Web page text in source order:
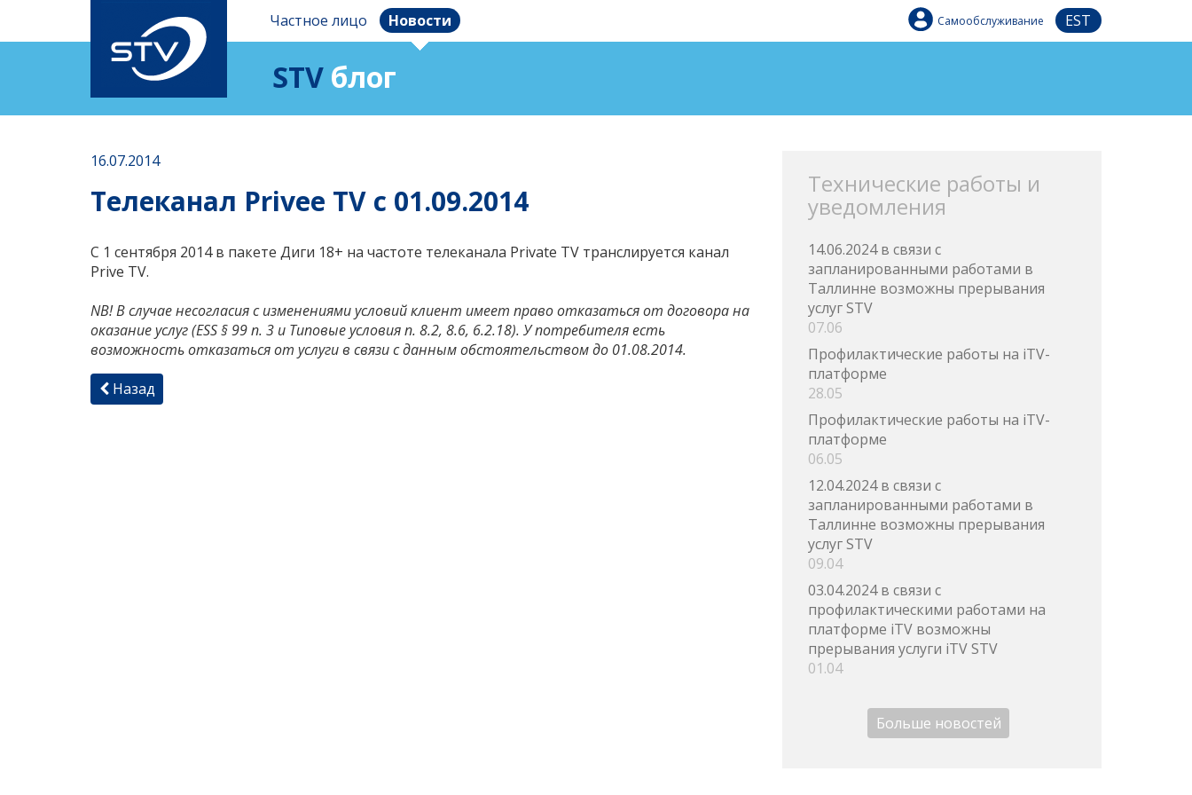
Частное лицо Новости Самообслуживание EST
STV блог
16.07.2014
Телеканал Privee TV с 01.09.2014
C 1 сентября 2014 в пакете Диги 18+ на частоте телеканала Private TV транслируется канал
Prive TV.
NB! В случае несогласия с изменениями условий клиент имеет право отказаться от договора на
оказание услуг (ESS § 99 п. 3 и Типовые условия п. 8.2, 8.6, 6.2.18). У потребителя есть
возможность отказаться от услуги в связи с данным обстоятельством до 01.08.2014.
Назад
Технические работы и
уведомления
14.06.2024 в связи с
запланированными работами в
Таллинне возможны прерывания
услуг STV
07.06
Профилактические работы на iTV-
платформе
28.05
Профилактические работы на iTV-
платформе
06.05
12.04.2024 в связи с
запланированными работами в
Таллинне возможны прерывания
услуг STV
09.04
03.04.2024 в связи с
профилактическими работами на
платформе iTV возможны
прерывания услуги iTV STV
01.04
Больше новостей